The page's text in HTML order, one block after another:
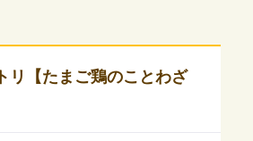
リ【たまご鶏のことわざ